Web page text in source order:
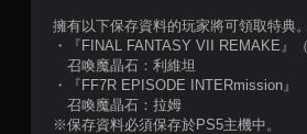
擁有以下保存資料的玩家將可領取特典。
・『FINAL FANTASY VII REMAKE』
召喚魔晶石：利維坦
・『FF7R EPISODE INTERmission』
召喚魔晶石：拉姆
※保存資料必須保存於PS5主機中。